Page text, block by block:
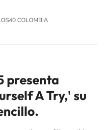
COLOMBIA
presenta
A Try,' su